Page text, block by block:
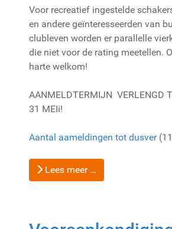
Voor recreatief ingestelde
en andere geïnteresseerden van
clubleven worden er parallelle
die niet voor de rating meetellen.
harte welkom!
AANMELDTERMIJN VERLENGD
31 MEIi!
Aantal aameldingen tot dusver
Lees meer …